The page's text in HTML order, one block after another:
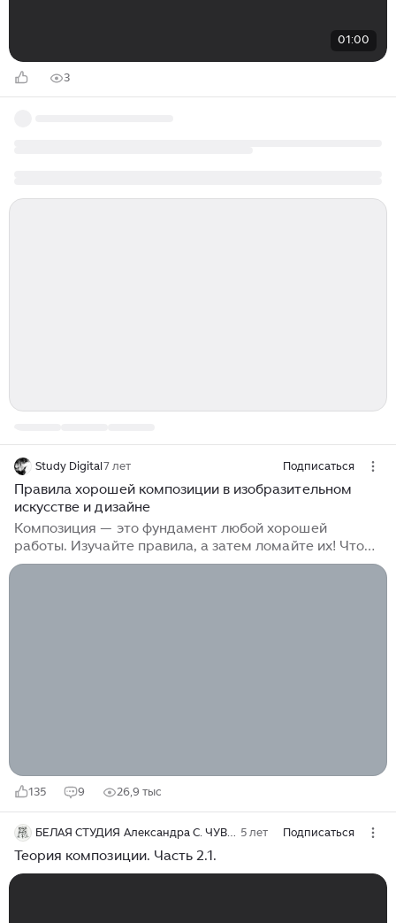
01:00
3
Study Digital7 лет Подписаться
Правила хорошей композиции в изобразительном
искусстве и дизайне
Композиция — это фундамент любой хорошей
работы. Изучайте правила, а затем ломайте их! Что
такое композиция? Говоря по-простому, композиция
135 9 26,9 тыс
БЕЛАЯ СТУДИЯ Александра С. ЧУВАШОВА 5 лет Подписаться
Теория композиции. Часть 2.1.